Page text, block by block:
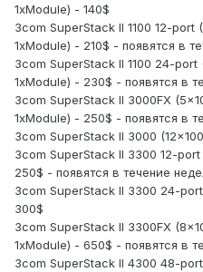
1xModule) - 140$
3com SuperStack II 1100 12-port
1xModule) - 210$ - появятся в
3com SuperStack II 1100 24-
1xModule) - 230$ - появятся в
3com SuperStack II 3000FX
1xModule) - 250$ - появятся в
3com SuperStack II 3000
3com SuperStack II 3300 12-
250$ - появятся в течение
3com SuperStack II 3300 24-
300$
3com SuperStack II 3300FX
1xModule) - 650$ - появятся в
3com SuperStack II 4300 48-